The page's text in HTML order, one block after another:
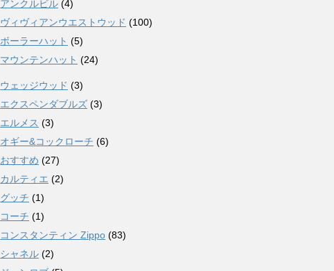
アンクルビル (4)
ヴィヴィアンウエストウッド (100)
ボーラーハット (5)
マウンテンハット (24)
ウェッジウッド (3)
エクスペンダブルズ (3)
エルメス (3)
オギー&コックローチ (6)
おすすめ (27)
カルティエ (2)
グッチ (1)
コーチ (1)
コンスタンティン Zippo (83)
シャネル (2)